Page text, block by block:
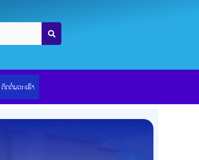
ຕິດຕໍ່ພວກເຮົາ